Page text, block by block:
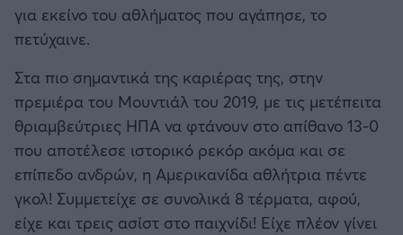
για εκείνο του αθλήματος που αγάπησε, το
πετύχαινε.
Στα πιο σημαντικά της καριέρας της, στην
πρεμιέρα του Μουντιάλ του 2019, με τις μετέπειτα
θριαμβεύτριες ΗΠΑ να φτάνουν στο απίθανο 13-0
που αποτέλεσε ιστορικό ρεκόρ ακόμα και σε
επίπεδο ανδρών, η Αμερικανίδα αθλήτρια πέντε
γκολ! Συμμετείχε σε συνολικά 8 τέρματα, αφού,
είχε και τρεις ασίστ στο παιχνίδι! Είχε πλέον γίνει